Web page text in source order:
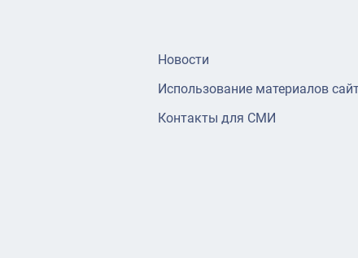
Новости
Использование материалов
Контакты для СМИ